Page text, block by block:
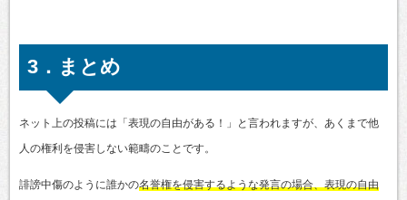
3．まとめ
ネット上の投稿には「表現の自由がある！」と言われますが、あくまで他
人の権利を侵害しない範疇のことです。
誹謗中傷のように誰かの名誉権を侵害するような発言の場合、表現の自由